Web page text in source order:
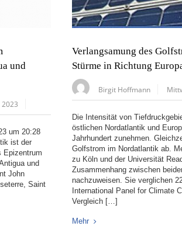
und
2023
um 20:28
ist der
Epizentrum
und
John
Saint
Verlangsamung des
Stürme in Richtung
Birgit Hoffmann
Die Intensität von
östlichen Nordatlantik und
Jahrhundert zunehmen.
Golfstrom im Nordatlantik ab.
zu Köln und der Universität
Zusammenhang zwischen
nachzuweisen. Sie verglichen
International Panel for Climate
Vergleich […]
Mehr